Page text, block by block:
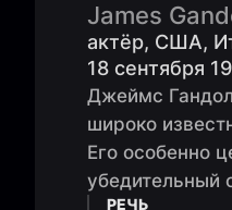
James
актёр, США,
18 сентября
Джеймс
широко
Его особенно
убедительный
РЕЧЬ